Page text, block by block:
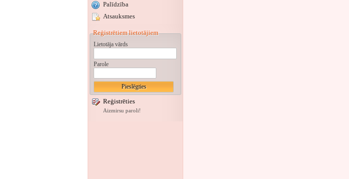
Palīdzība
Atsauksmes
Reģistrētiem lietotājiem
Lietotāja vārds
Parole
Reģistrēties
Aizmirsu paroli!